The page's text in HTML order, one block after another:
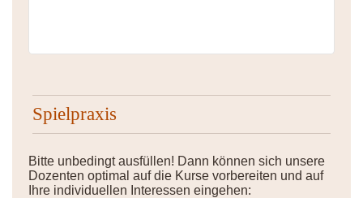
Spielpraxis
Bitte unbedingt ausfüllen! Dann können sich unsere
Dozenten optimal auf die Kurse vorbereiten und auf
Ihre individuellen Interessen eingehen: